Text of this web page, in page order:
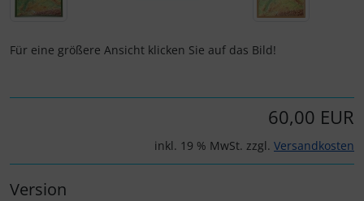
Für eine größere Ansicht klicken Sie auf das Bild!
60,00 EUR
inkl. 19 % MwSt. zzgl. Versandkosten
Version
Instrumente
Reifen, Schläuche und Co.
Schlüsselanhänger
Thermikhüte